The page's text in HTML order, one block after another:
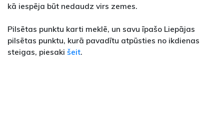
kā iespēja būt nedaudz virs zemes.
Pilsētas punktu karti meklē, un savu īpašo Liepājas
pilsētas punktu, kurā pavadītu atpūsties no ikdienas
steigas, piesaki šeit.